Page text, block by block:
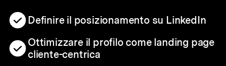
Definire il posizionamento su LinkedIn
Ottimizzare il profilo come landing page
cliente-centrica